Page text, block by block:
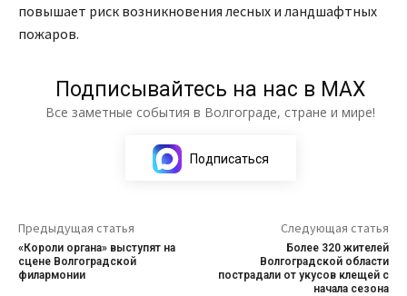
повышает риск возникновения лесных и ландшафтных
пожаров.
Подписывайтесь на нас в МАХ
Все заметные события в Волгограде, стране и мире!
Подписаться
Предыдущая статья
«Короли органа» выступят на
сцене Волгоградской
филармонии
Следующая статья
Более 320 жителей
Волгоградской области
пострадали от укусов клещей с
начала сезона